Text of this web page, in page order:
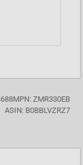
MPN: ZMR330EB
ASIN: B0BBLVZRZ7